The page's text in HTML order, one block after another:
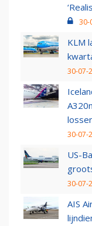
30-
KLM
30-07-
30-07-
US-
30-07-
AIS